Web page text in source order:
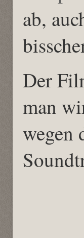
ab,
Der
man
wegen